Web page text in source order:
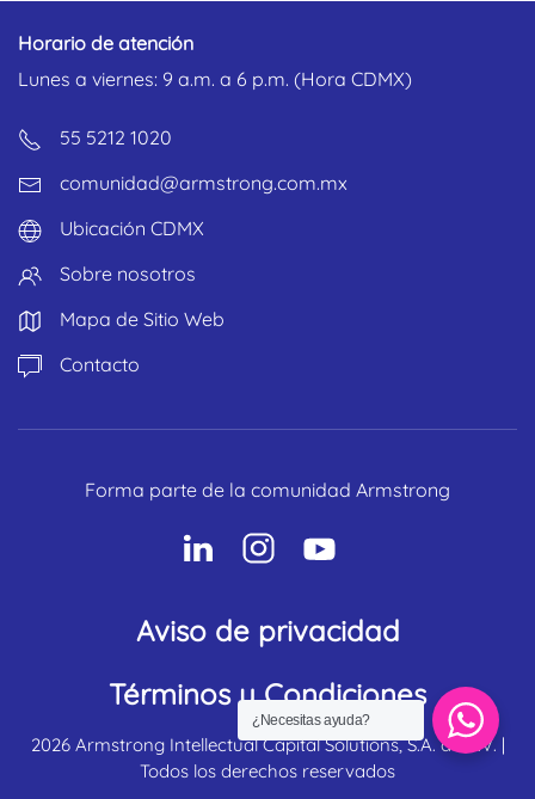
Horario de atención
Lunes a viernes: 9 a.m. a 6 p.m. (Hora CDMX)
55 5212 1020
comunidad@armstrong.com.mx
Ubicación CDMX
Sobre nosotros
Mapa de Sitio Web
Contacto
Forma parte de la comunidad Armstrong
Aviso de privacidad
Términos y Condiciones
2026Armstrong Intellectual Capital Solutions, S.A. de C.V. |
Todos los derechos reservados
¿Necesitas ayuda?